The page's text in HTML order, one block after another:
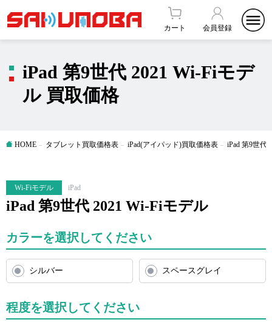
カート 会員登録
iPad 第9世代 2021 Wi-Fiモデ
ル 買取価格
HOME タブレット買取価格表 iPad(アイパッド)買取価格表 iPad 第9世代
Wi-Fiモデル iPad
iPad 第9世代 2021 Wi-Fiモデル
カラーを選択してください
シルバー スペースグレイ
程度を選択してください